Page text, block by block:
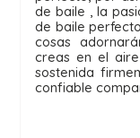
de baile , la
de baile
cosas
creas en el
sostenida
confiable